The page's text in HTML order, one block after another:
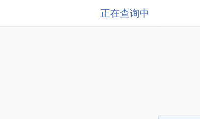
正在查询中